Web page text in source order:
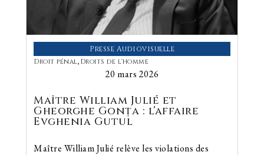
Presse Audiovisuelle
Droit pénal, Droits de l'homme
20 mars 2026
Maître William Julié et
Gheorghe Gonța : l’affaire
Evghenia Gutul
Maître William Julié relève les violations des